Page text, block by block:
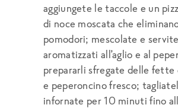
aggiungete le taccole e un
di noce moscata che
pomodori; mescolate e
aromatizzati all’aglio e al
prepararli sfregate delle fette
e peperoncino fresco;
infornate per 10 minuti fino